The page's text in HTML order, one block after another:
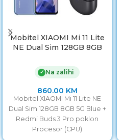
Mobitel XIAOMI Mi 11 Lite
NE Dual Sim 128GB 8GB
Pro poklon
✓ Na zalihi
860.00 KM
Mobitel XIAOMI Mi 11 Lite NE
Dual Sim 128GB 8GB 5G Blue +
Redmi Buds 3 Pro poklon
Procesor (CPU)